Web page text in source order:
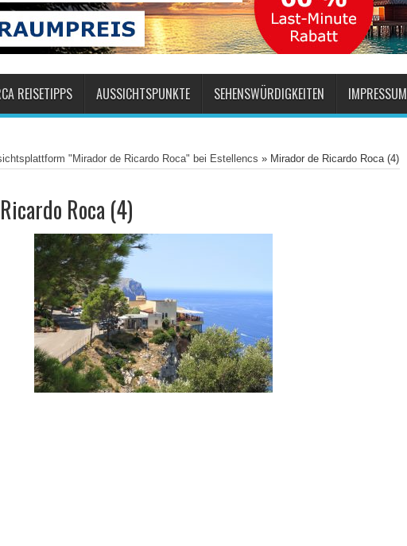
REISETIPPS AUSSICHTSPUNKTE SEHENSWÜRDIGKEITEN IMPRESSUM
"Mirador de Ricardo Roca" bei Estellencs » Mirador de Ricardo Roca (4)
Roca (4)